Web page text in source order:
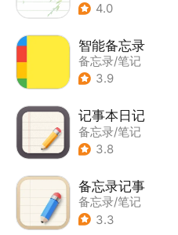
4.0
智能备忘录
备忘录/笔记
3.9
记事本日记
备忘录/笔记
3.8
备忘录记事
备忘录/笔记
3.3